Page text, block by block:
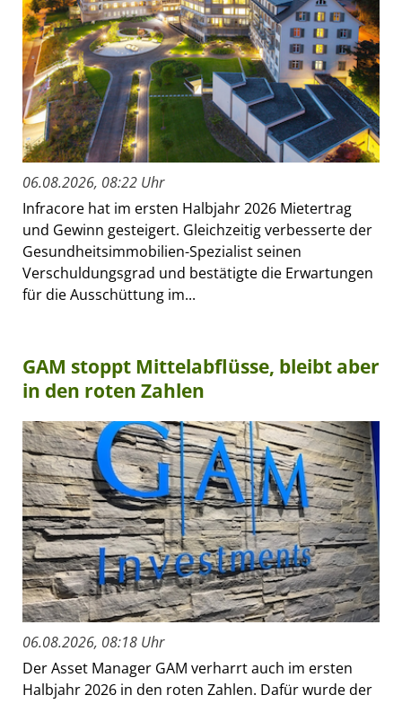
06.08.2026, 08:22 Uhr
Infracore hat im ersten Halbjahr 2026 Mietertrag
und Gewinn gesteigert. Gleichzeitig verbesserte der
Gesundheitsimmobilien-Spezialist seinen
Verschuldungsgrad und bestätigte die Erwartungen
für die Ausschüttung im...
GAM stoppt Mittelabflüsse, bleibt aber
in den roten Zahlen
06.08.2026, 08:18 Uhr
Der Asset Manager GAM verharrt auch im ersten
Halbjahr 2026 in den roten Zahlen. Dafür wurde der